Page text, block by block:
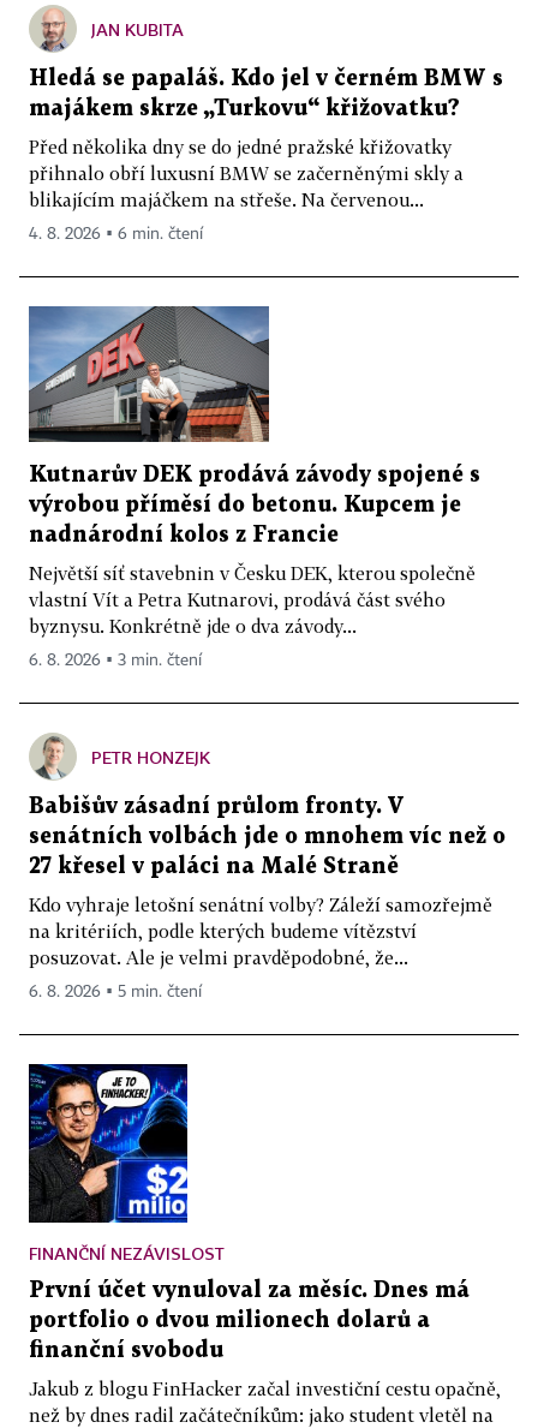
JAN KUBITA
Hledá se papaláš. Kdo jel v černém BMW s
majákem skrze „Turkovu“ křižovatku?
Před několika dny se do jedné pražské křižovatky
přihnalo obří luxusní BMW se začerněnými skly a
blikajícím majáčkem na střeše. Na červenou...
4. 8. 2026 ▪ 6 min. čtení
Kutnarův DEK prodává závody spojené s
výrobou příměsí do betonu. Kupcem je
nadnárodní kolos z Francie
Největší síť stavebnin v Česku DEK, kterou společně
vlastní Vít a Petra Kutnarovi, prodává část svého
byznysu. Konkrétně jde o dva závody...
6. 8. 2026 ▪ 3 min. čtení
PETR HONZEJK
Babišův zásadní průlom fronty. V
senátních volbách jde o mnohem víc než o
27 křesel v paláci na Malé Straně
Kdo vyhraje letošní senátní volby? Záleží samozřejmě
na kritériích, podle kterých budeme vítězství
posuzovat. Ale je velmi pravděpodobné, že...
6. 8. 2026 ▪ 5 min. čtení
FINANČNÍ NEZÁVISLOST
První účet vynuloval za měsíc. Dnes má
portfolio o dvou milionech dolarů a
finanční svobodu
Jakub z blogu FinHacker začal investiční cestu opačně,
než by dnes radil začátečníkům: jako student vletěl na